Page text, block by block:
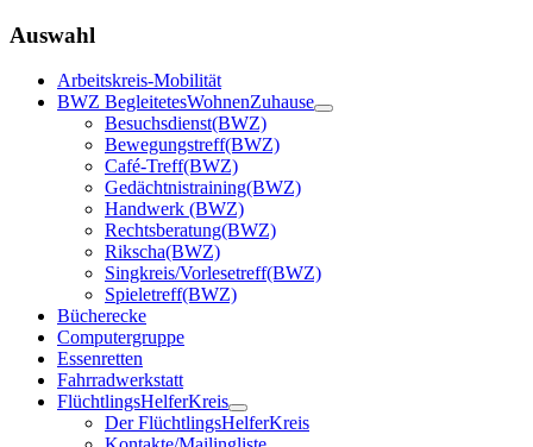
Auswahl
Arbeitskreis-Mobilität
BWZ BegleitetesWohnenZuhause
Besuchsdienst(BWZ)
Bewegungstreff(BWZ)
Café-Treff(BWZ)
Gedächtnistraining(BWZ)
Handwerk (BWZ)
Rechtsberatung(BWZ)
Rikscha(BWZ)
Singkreis/Vorlesetreff(BWZ)
Spieletreff(BWZ)
Bücherecke
Computergruppe
Essenretten
Fahrradwerkstatt
FlüchtlingsHelferKreis
Der FlüchtlingsHelferKreis